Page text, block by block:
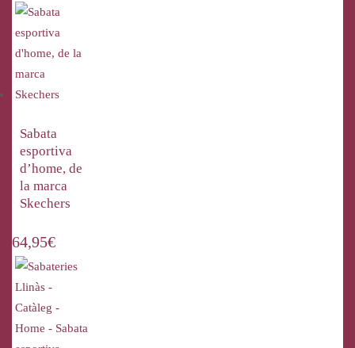
Sabata
esportiva
d’home, de
la marca
Skechers
64,95€